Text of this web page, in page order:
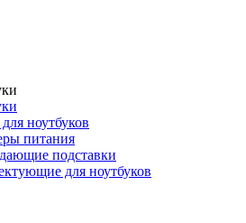
ноутбуков
питания
подставки
для ноутбуков